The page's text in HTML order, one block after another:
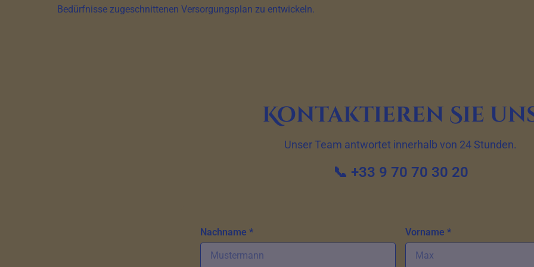
Bedürfnisse zugeschnittenen Versorgungsplan zu entwickeln.
Kontaktieren Sie
Unser Team antwortet innerhalb von 24 Stunden.
📞 +33 9 70 70 30 20
Nachname * Vorname *